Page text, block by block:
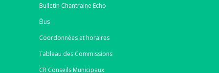
Bulletin Chantraine Echo
Élus
Coordonnées et horaires
Tableau des Commissions
CR Conseils Municipaux